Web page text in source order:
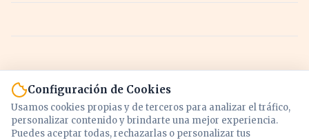
Configuración de Cookies
Usamos cookies propias y de terceros para analizar el tráfico,
personalizar contenido y brindarte una mejor experiencia.
Puedes aceptar todas, rechazarlas o personalizar tus